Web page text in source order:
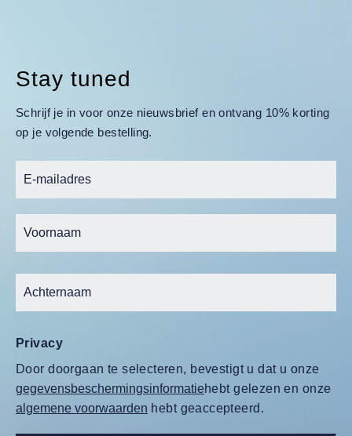
Stay tuned
Schrijf je in voor onze nieuwsbrief en ontvang 10% korting
op je volgende bestelling.
Privacy
Door doorgaan te selecteren, bevestigt u dat u onze
gegevensbeschermingsinformatiehebt gelezen en onze
algemene voorwaarden hebt geaccepteerd.